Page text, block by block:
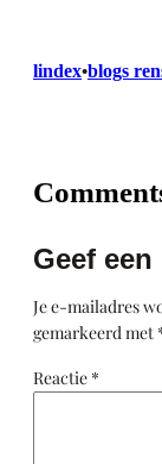
lindex•blogs
Geef
Je e-mailadres
gemarkeerd met
Reactie *